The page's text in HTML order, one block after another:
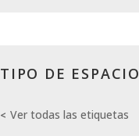
TIPO DE ESPACIO
Ver todas las etiquetas